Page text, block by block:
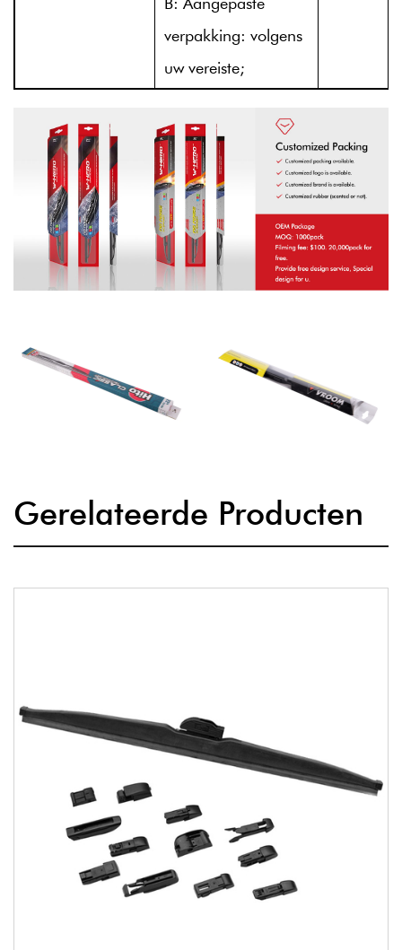
verpakking: volgens
uw vereiste;
Gerelateerde Producten